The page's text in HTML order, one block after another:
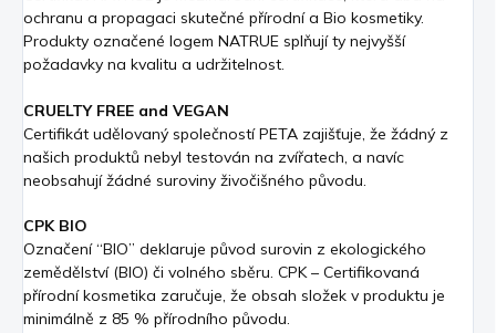
ochranu a propagaci skutečné přírodní a Bio kosmetiky.
Produkty označené logem NATRUE splňují ty nejvyšší
požadavky na kvalitu a udržitelnost.
CRUELTY FREE and VEGAN
Certifikát udělovaný společností PETA zajišťuje, že žádný z
našich produktů nebyl testován na zvířatech, a navíc
neobsahují žádné suroviny živočišného původu.
CPK BIO
Označení “BIO” deklaruje původ surovin z ekologického
zemědělství (BIO) či volného sběru. CPK – Certifikovaná
přírodní kosmetika zaručuje, že obsah složek v produktu je
minimálně z 85 % přírodního původu.